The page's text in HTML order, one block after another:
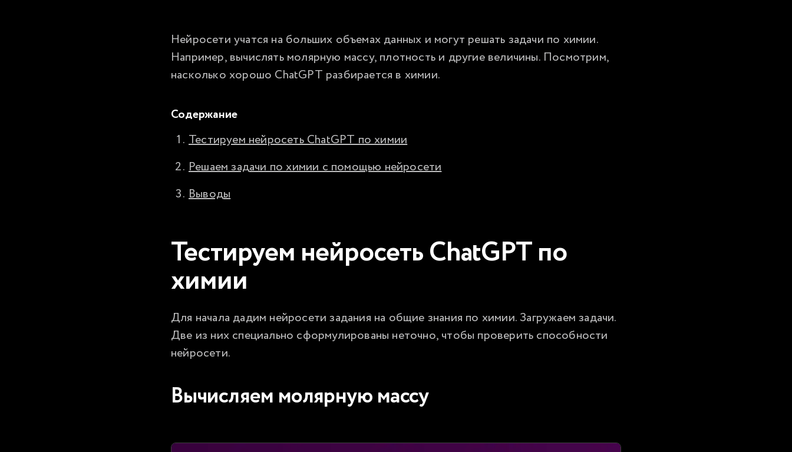
Нейросети учатся на больших объемах данных и могут решать задачи по химии.
Например, вычислять молярную массу, плотность и другие величины. Посмотрим,
насколько хорошо ChatGPT разбирается в химии.
Содержание
Тестируем нейросеть ChatGPT по химии
Решаем задачи по химии с помощью нейросети
Выводы
Тестируем нейросеть ChatGPT по
химии
Для начала дадим нейросети задания на общие знания по химии. Загружаем задачи.
Две из них специально сформулированы неточно, чтобы проверить способности
нейросети.
Вычисляем молярную массу